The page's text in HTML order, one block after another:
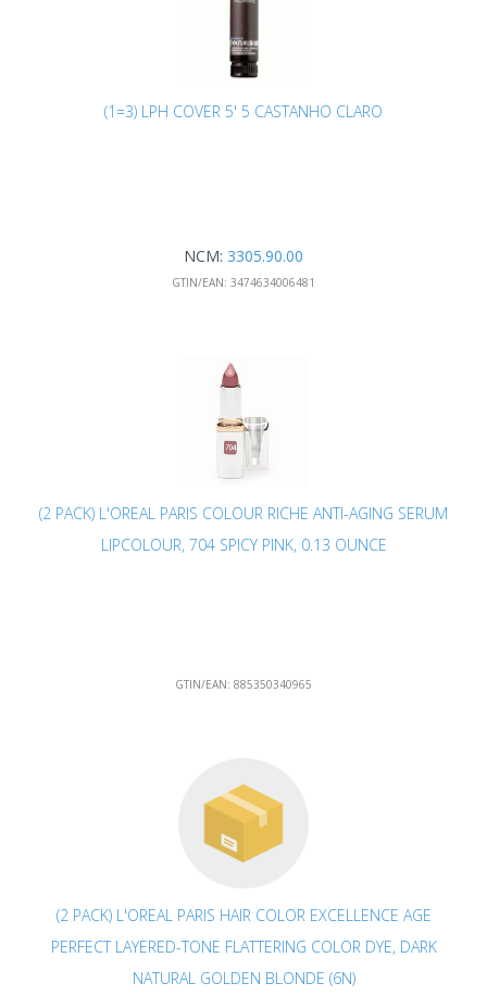
(1=3) LPH COVER 5' 5 CASTANHO CLARO
NCM: 3305.90.00
GTIN/EAN: 3474634006481
(2 PACK) L'OREAL PARIS COLOUR RICHE ANTI-AGING SERUM
LIPCOLOUR, 704 SPICY PINK, 0.13 OUNCE
GTIN/EAN: 885350340965
(2 PACK) L'OREAL PARIS HAIR COLOR EXCELLENCE AGE
PERFECT LAYERED-TONE FLATTERING COLOR DYE, DARK
NATURAL GOLDEN BLONDE (6N)